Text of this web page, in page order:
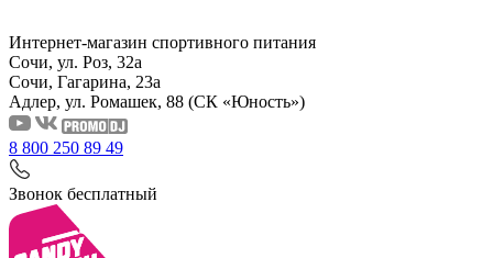
Интернет-магазин спортивного питания
Сочи, ул. Роз, 32а
Сочи, Гагарина, 23а
Адлер, ул. Ромашек, 88 (СК «Юность»)
8 800 250 89 49
Звонок бесплатный